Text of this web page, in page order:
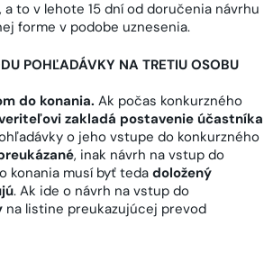
to v lehote 15 dní od doručenia návrhu
forme v podobe uznesenia.
POHĽADÁVKY NA TRETIU OSOBU
do konania. Ak počas konkurzného
zakladá postavenie účastníka
o jeho vstupe do konkurzného
, inak návrh na vstup do
konania musí byť teda doložený
. Ak ide o návrh na vstup do
na listine preukazujúcej prevod